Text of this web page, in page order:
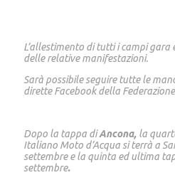
L’allestimento di tutti i campi
delle relative manifestazioni.
Sarà possibile seguire tutte le
dirette Facebook della
Dopo la tappa diAncona, la
Italiano Moto d’Acqua si terrà a
settembre e la quinta ed ultima
settembre.